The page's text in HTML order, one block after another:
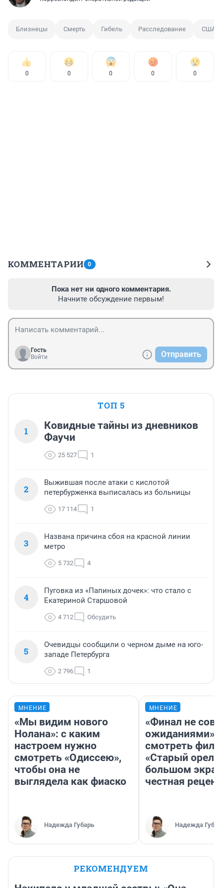
Близнецы Смерть Гибель Расследование США
0 0 0 0 0
КОММЕНТАРИИ 0
Пока нет ни одного комментария.
Начните обсуждение первым!
Гость
Войти
Отправить
ТОП 5
1
Ковидные тайны из дневников
Фаучи
25 527 1
2
Выжившая после атаки с кислотой
петербурженка выписалась из больницы
17 114 1
3
Названа причина сбоя на красной линии
метро
5 732 4
4
Пуговка из «Папиных дочек»: что стало с
Екатериной Старшовой
4 712 Обсудить
5
Очевидцы сообщили о черном дыме на юго-
западе Петербурга
2 796 1
МНЕНИЕ
«Мы видим нового
Нолана»: с каким
настроем нужно
смотреть «Одиссею»,
чтобы она не
выглядела как фиаско
Надежда Губарь
МНЕНИЕ
«Финал не
ожиданиями»:
смотреть
«Старый орел»
большом
честная
Надежда
РЕКОМЕНДУЕМ